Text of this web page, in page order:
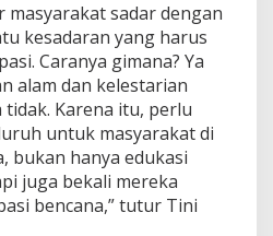
masyarakat sadar dengan
kesadaran yang harus
Caranya gimana? Ya
alam dan kelestarian
Karena itu, perlu
untuk masyarakat di
bukan hanya edukasi
juga bekali mereka
bencana,” tutur Tini